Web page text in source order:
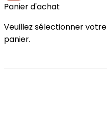
Panier d'achat
Veuillez sélectionner
panier.